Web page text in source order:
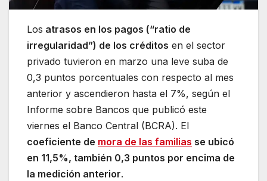
Los atrasos en los pagos (“ratio de
irregularidad”) de los créditos en el sector
privado tuvieron en marzo una leve suba de
0,3 puntos porcentuales con respecto al mes
anterior y ascendieron hasta el 7%, según el
Informe sobre Bancos que publicó este
viernes el Banco Central (BCRA). El
coeficiente de mora de las familias se ubicó
en 11,5%, también 0,3 puntos por encima de
la medición anterior.